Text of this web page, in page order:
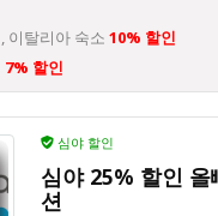
이탈리아 숙소 10% 할인
7% 할인
심야 할인
심야 25% 할인 올
션